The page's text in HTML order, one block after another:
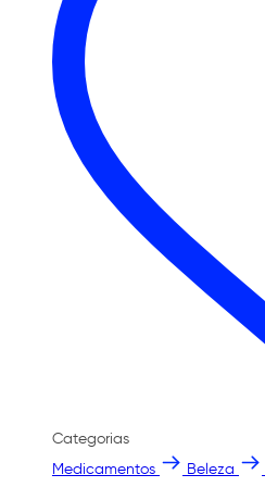
Categorias
Medicamentos
Beleza